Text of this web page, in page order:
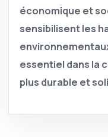
économique et
sensibilisent les
essentiel dans la
plus durable et